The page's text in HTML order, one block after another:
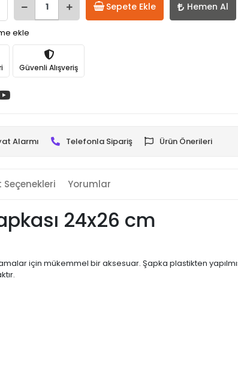
Sepete Ekle Hemen Al
ekle
Güvenli Alışveriş
Alarmı Telefonla Sipariş Ürün Önerileri
Seçenekleri Yorumlar
24x26 cm
için mükemmel bir aksesuar. Şapka plastikten